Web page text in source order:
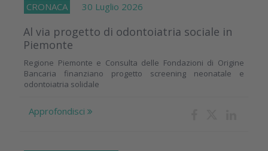
CRONACA 30 Luglio 2026
Al via progetto di odontoiatria sociale in
Piemonte
Regione Piemonte e Consulta delle Fondazioni di Origine
Bancaria finanziano progetto screening neonatale e
odontoiatria solidale
Approfondisci